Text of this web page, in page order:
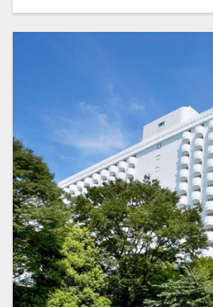
●「食事なしプラン
ン」を掲載していま
の項目でご確
み下さい。
設定期間：2026年7
30日
インターネットコー
17753553